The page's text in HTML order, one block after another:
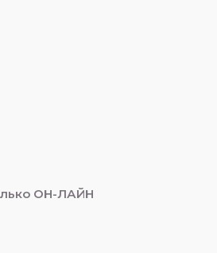
ОН-ЛАЙН